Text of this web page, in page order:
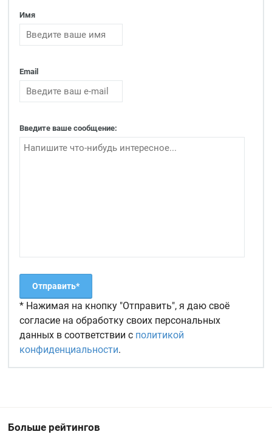
Имя
Email
Введите ваше сообщение:
* Нажимая на кнопку "Отправить", я даю своё
согласие на обработку своих персональных
данных в соответствии с политикой
конфиденциальности.
Больше рейтингов